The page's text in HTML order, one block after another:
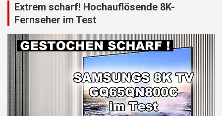
Extrem scharf! Hochauflösende 8K-
Fernseher im Test